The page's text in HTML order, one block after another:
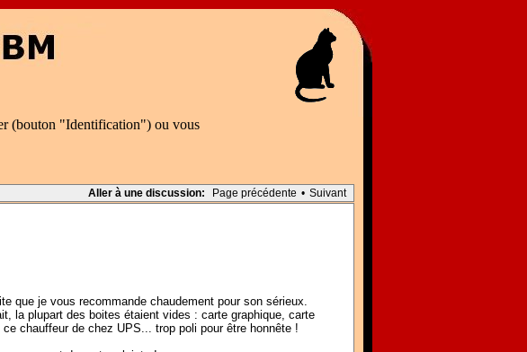
(bouton "Identification") ou vous
Aller à une discussion: Page précédente • Suivant
que je vous recommande chaudement pour son sérieux.
la plupart des boites étaient vides : carte graphique, carte
chauffeur de chez UPS... trop poli pour être honnête !